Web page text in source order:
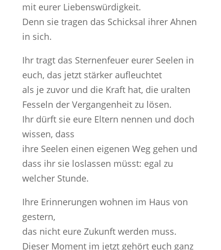
mit eurer Liebenswürdigkeit.
Denn sie tragen das Schicksal ihrer Ahnen
in sich.
Ihr tragt das Sternenfeuer eurer Seelen in
euch, das jetzt stärker aufleuchtet
als je zuvor und die Kraft hat, die uralten
Fesseln der Vergangenheit zu lösen.
Ihr dürft sie eure Eltern nennen und doch
wissen, dass
ihre Seelen einen eigenen Weg gehen und
dass ihr sie loslassen müsst: egal zu
welcher Stunde.
Ihre Erinnerungen wohnen im Haus von
gestern,
das nicht eure Zukunft werden muss.
Dieser Moment im jetzt gehört euch ganz